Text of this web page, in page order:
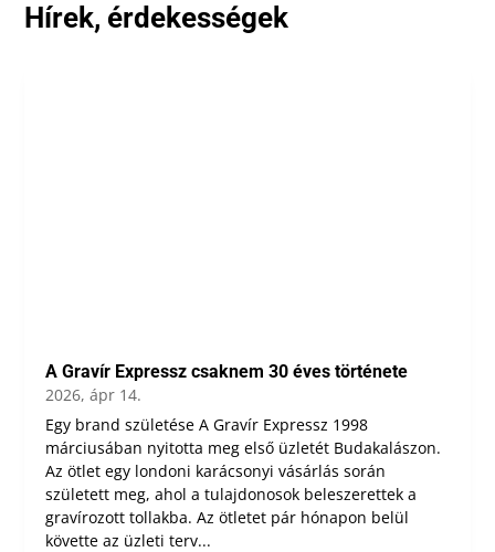
Hírek, érdekességek
A Gravír Expressz csaknem 30 éves története
2026, ápr 14.
Egy brand születése A Gravír Expressz 1998
márciusában nyitotta meg első üzletét Budakalászon.
Az ötlet egy londoni karácsonyi vásárlás során
született meg, ahol a tulajdonosok beleszerettek a
gravírozott tollakba. Az ötletet pár hónapon belül
követte az üzleti terv...